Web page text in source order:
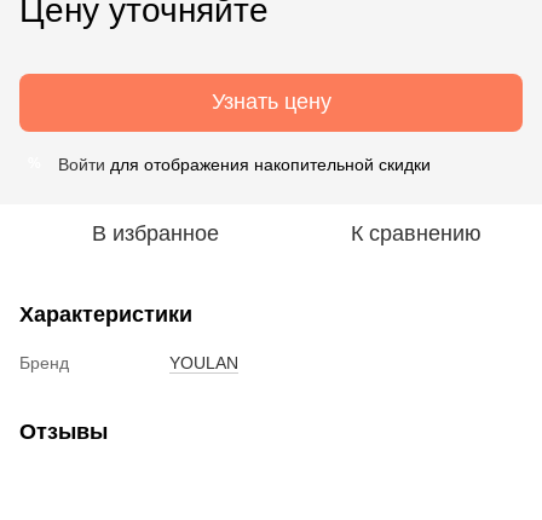
Цену уточняйте
Узнать цену
Войти для отображения накопительной скидки
В избранное К сравнению
Характеристики
Бренд YOULAN
Отзывы